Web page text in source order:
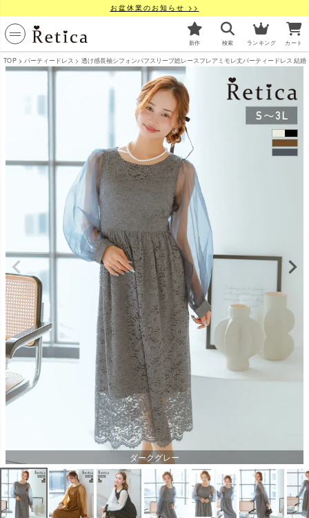
お盆休業のお知らせ >>
新作 検索 ランキング カート
TOP パーティードレス 透け感長袖シフォンパフスリーブ総レースフレアミモレ丈パーティードレス 結
ダークグレー